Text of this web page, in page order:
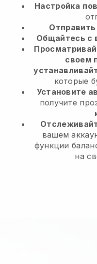
Настройка
Отправить
Общайтесь с
своем
которые
Установите
получите
вашем
функции
на